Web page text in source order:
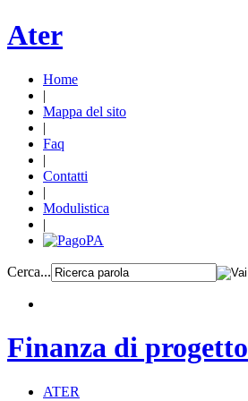
Ater
Home
|
Mappa del sito
|
Faq
|
Contatti
|
Modulistica
|
Cerca...
Finanza di progetto
ATER